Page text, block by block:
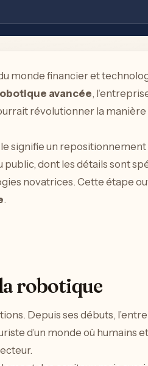
monde financier et
avancée,
révolutionner la
signifie un
dont les détails sont
novatrices. Cette étape
.
robotique
Depuis ses débuts,
d’un monde où